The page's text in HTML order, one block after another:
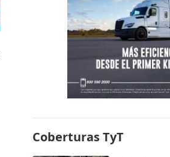
Coberturas TyT